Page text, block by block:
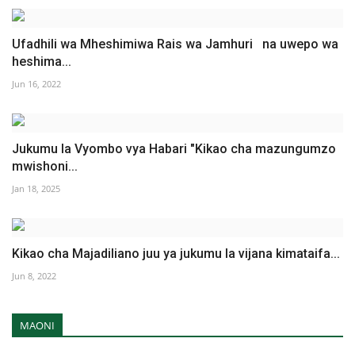
Ufadhili wa Mheshimiwa Rais wa Jamhuri na uwepo wa
heshima...
Jun 16, 2022
Jukumu la Vyombo vya Habari "Kikao cha mazungumzo
mwishoni...
Jan 18, 2025
Kikao cha Majadiliano juu ya jukumu la vijana kimataifa...
Jun 8, 2022
MAONI